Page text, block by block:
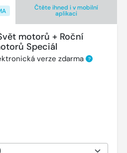
Čtěte ihned i v mobilní
aplikaci
motorů + Roční
Speciál
verze zdarma ?